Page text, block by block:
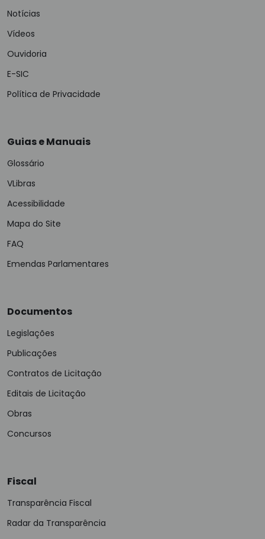
Notícias
Vídeos
Ouvidoria
E-SIC
Política de Privacidade
Guias e Manuais
Glossário
VLibras
Acessibilidade
Mapa do Site
FAQ
Emendas Parlamentares
Documentos
Legislações
Publicações
Contratos de Licitação
Editais de Licitação
Obras
Concursos
Fiscal
Transparência Fiscal
Radar da Transparência